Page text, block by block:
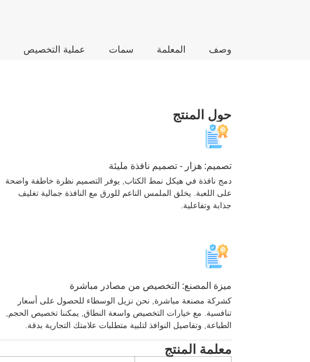
وصف المعلمة سمات عملية التخصيص
حول المنتج
تصميم: هزار - تصميم نافذة مليئة
دمج نافذة في هيكل نمط الكتاب, يوفر التصميم نظرة خاطفة واضحة
على اللعبة. يخلق الملمس الناعم للورق مع النافذة جمالية تغليف
جذابة وتفاعلية.
ميزة المصنع: التخصيص من مصادر مباشرة
كشركة مصنعة مباشرة, نحن نزيل الوسطاء للحصول على أسعار
تنافسية. مع خيارات التخصيص واسعة النطاق, يمكننا تخصيص الحجم,
الطباعة, وتفاصيل النوافذ لتلبية متطلبات علامتك التجارية بدقة.
معلمة المنتج